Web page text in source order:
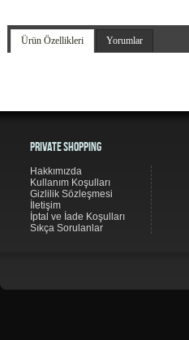
Ürün Özellikleri Yorumlar
Private Shopping
Hakkımızda
Kullanım Koşulları
Gizlilik Sözleşmesi
İletişim
İptal ve İade Koşulları
Sıkça Sorulanlar